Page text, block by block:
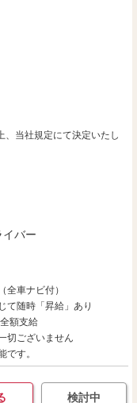
当社規定にて決定いたし
イバー
全車ナビ付）
て随時「昇給」あり
額支給
切ございません
です。
検討中